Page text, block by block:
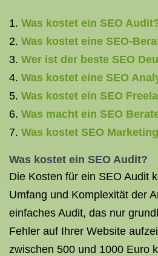
Was kostet ein SEO
Was kostet eine SEO-
Wer ist der beste SEO
Was kostet eine SEO
Was kostet ein SEO
Was macht ein SEO
Was kostet SEO
Was kostet ein SEO Audit?
Die Kosten für ein SEO Audit
Umfang und Komplexität der
einfaches Audit, das nur
Fehler auf Ihrer Website
zwischen 500 und 1000 Euro